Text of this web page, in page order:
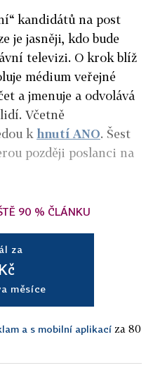
kandidátů na post
je jasněji, kdo bude
televizi. O krok blíž
médium veřejné
a jmenuje a odvolává
Včetně
k hnutí ANO. Šest
později poslanci na
90 % ČLÁNKU
za
měsíce
a s mobilní aplikací za 80